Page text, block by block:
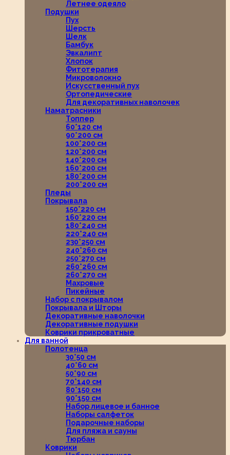
Летнее одеяло
Подушки
Пух
Шерсть
Шелк
Бамбук
Эвкалипт
Хлопок
Фитотерапия
Микроволокно
Искусственный пух
Ортопедические
Для декоративных наволочек
Наматрасники
Топпер
60*120 см
90*200 см
100*200 см
120*200 см
140*200 см
160*200 см
180*200 см
200*200 см
Пледы
Покрывала
150*220 см
160*220 см
180*240 см
220*240 см
230*250 см
240*260 см
250*270 см
260*260 см
260*270 см
Махровые
Пикейные
Набор с покрывалом
Покрывала и Шторы
Декоративные наволочки
Декоративные подушки
Коврики прикроватные
Для ванной
Полотенца
30*50 см
40*60 см
50*90 см
70*140 см
80*150 см
90*150 см
Набор лицевое и банное
Наборы салфеток
Подарочные наборы
Для пляжа и сауны
Тюрбан
Коврики